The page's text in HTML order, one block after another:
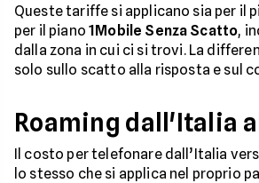
Queste tariffe si applicano sia per il
per il piano1Mobile Senza Scatto,
dalla zona in cui ci si trovi. La
solo sullo scatto alla risposta e sul
Roaming dall'Italia
Il costo per telefonare dall’Italia
lo stesso che si applica nel proprio